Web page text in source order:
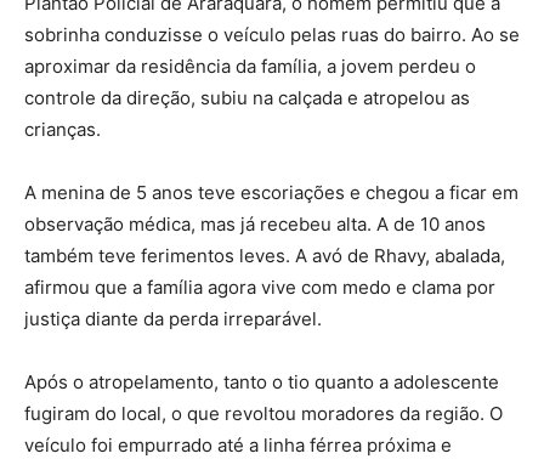
sobrinha conduzisse o veículo pelas ruas do bairro. Ao se
aproximar da residência da família, a jovem perdeu o
controle da direção, subiu na calçada e atropelou as
crianças.
A menina de 5 anos teve escoriações e chegou a ficar em
observação médica, mas já recebeu alta. A de 10 anos
também teve ferimentos leves. A avó de Rhavy, abalada,
afirmou que a família agora vive com medo e clama por
justiça diante da perda irreparável.
Após o atropelamento, tanto o tio quanto a adolescente
fugiram do local, o que revoltou moradores da região. O
veículo foi empurrado até a linha férrea próxima e